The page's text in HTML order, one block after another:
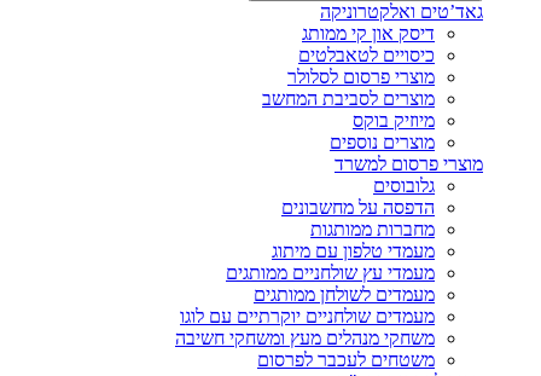
גאד’טים ואלקטרוניקה
דיסק און קי ממותג
כיסויים לטאבלטים
מוצרי פרסום לסלולר
מוצרים לסביבת המחשב
מיוזיק בוקס
מוצרים נוספים
מוצרי פרסום למשרד
גלובוסים
הדפסה על מחשבונים
מחברות ממותגות
מעמדי טלפון עם מיתוג
מעמדי עץ שולחניים ממותגים
מעמדים לשולחן ממותגים
מעמדים שולחניים יוקרתיים עם לוגו
משחקי מנהלים מעץ ומשחקי חשיבה
משטחים לעכבר לפרסום